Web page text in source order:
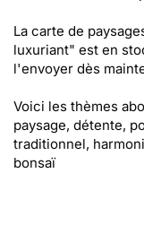
La carte de
luxuriant" est en
l'envoyer dès
Voici les thèmes
paysage, détente,
traditionnel,
bonsaï